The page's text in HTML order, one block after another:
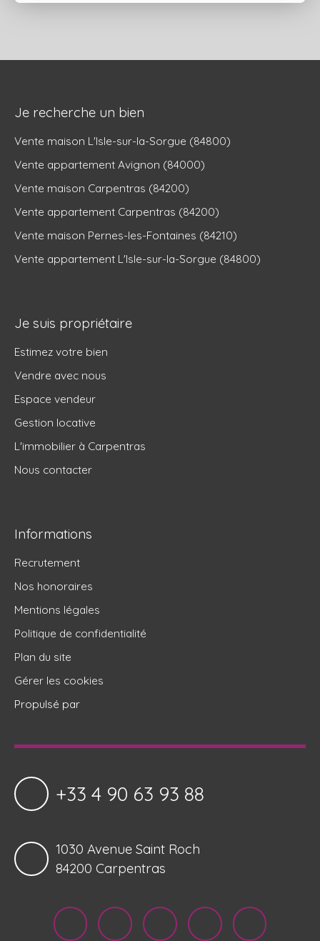
Je recherche un bien
Vente maison L'Isle-sur-la-Sorgue (84800)
Vente appartement Avignon (84000)
Vente maison Carpentras (84200)
Vente appartement Carpentras (84200)
Vente maison Pernes-les-Fontaines (84210)
Vente appartement L'Isle-sur-la-Sorgue (84800)
Je suis propriétaire
Estimez votre bien
Vendre avec nous
Espace vendeur
Gestion locative
L'immobilier à Carpentras
Nous contacter
Informations
Recrutement
Nos honoraires
Mentions légales
Politique de confidentialité
Plan du site
Gérer les cookies
Propulsé par
+33 4 90 63 93 88
1030 Avenue Saint Roch
84200 Carpentras